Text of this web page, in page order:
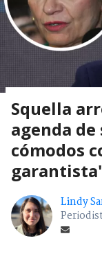
Squella
agenda
cómodos
Lindy